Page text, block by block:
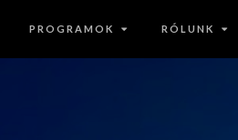
PROGRAMOK RÓLUNK